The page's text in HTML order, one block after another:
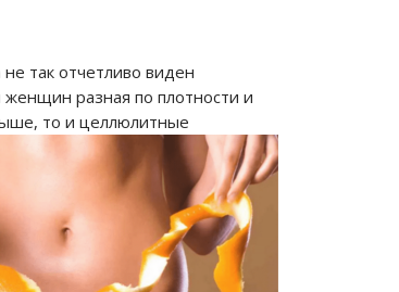
так отчетливо виден
разная по плотности и
то и целлюлитные